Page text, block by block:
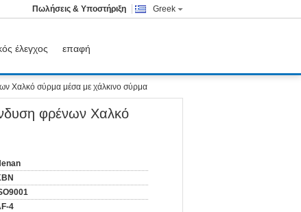
Greek
Πωλήσεις & Υποστήριξη
έλεγχος
επαφή
Χαλκό σύρμα μέσα με χάλκινο σύρμα
φρένων Χαλκό
4